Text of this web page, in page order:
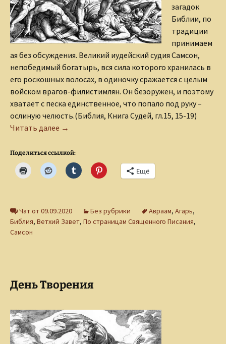
загадок
Библии, по
традиции
принимаем
ая без обсуждения. Великий иудейский судия Самсон,
непобедимый богатырь, вся сила которого хранилась в
его роскошных волосах, в одиночку сражается с целым
войском врагов-филистимлян. Он безоружен, и поэтому
хватает с песка единственное, что попало под руку –
ослиную челюсть.(Библия, Книга Судей, гл.15, 15-19)
Читать далее Ослиная челюсть
→
Поделиться ссылкой:
Ещё
Чат от 09.09.2020 Без рубрики Авраам, Агарь,
Библия, Ветхий Завет, По страницам Священного Писания,
Самсон
День Творения